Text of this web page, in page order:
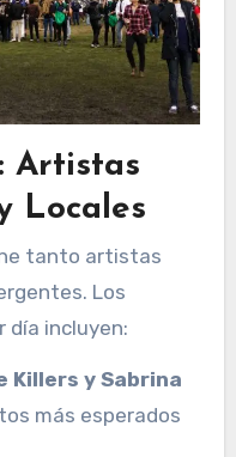
Artistas
Locales
tanto artistas
Los
día incluyen:
Killers y Sabrina
más esperados